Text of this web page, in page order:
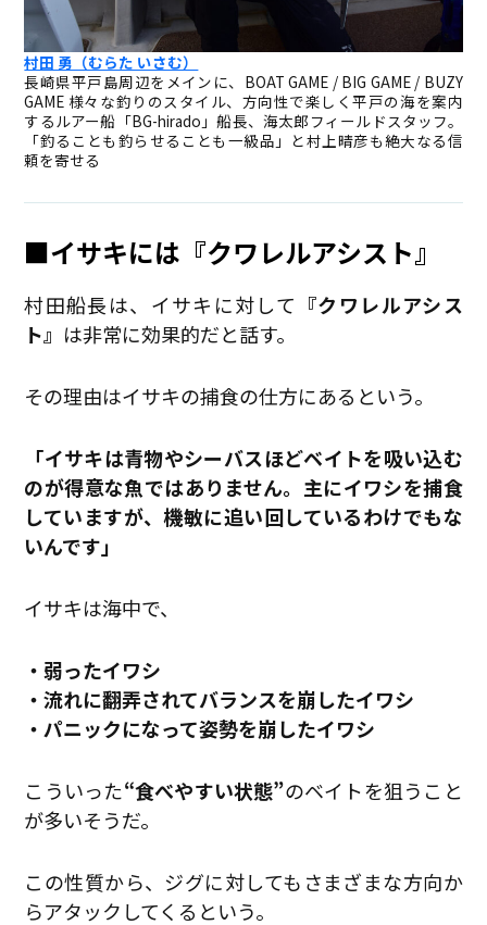
村田 勇（むらた いさむ）
長崎県平戸島周辺をメインに、BOAT GAME / BIG GAME / BUZY
GAME 様々な釣りのスタイル、方向性で楽しく平戸の海を案内
するルアー船「BG-hirado」船長、海太郎フィールドスタッフ。
「釣ることも釣らせることも一級品」と村上晴彦も絶大なる信
頼を寄せる
■イサキには『クワレルアシスト』
村田船長は、イサキに対して 『クワレルアシス
ト』 は非常に効果的だと話す。
その理由はイサキの捕食の仕方にあるという。
「イサキは青物やシーバスほどベイトを吸い込む
のが得意な魚ではありません。主にイワシを捕食
していますが、機敏に追い回しているわけでもな
いんです」
イサキは海中で、
・弱ったイワシ
・流れに翻弄されてバランスを崩したイワシ
・パニックになって姿勢を崩したイワシ
こういった“食べやすい状態”のベイトを狙うこと
が多いそうだ。
この性質から、ジグに対してもさまざまな方向か
らアタックしてくるという。